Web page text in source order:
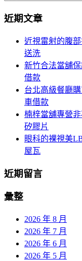
覽
關
近期文章
近視雷射的腹
送洗
新竹合法當舖
借款
台北高級餐廳
車借款
楠梓當舖專營
矽膠片
眼科的裸視美
屋瓦
近期留言
彙整
2026 年 8 月
2026 年 7 月
2026 年 6 月
2026 年 5 月